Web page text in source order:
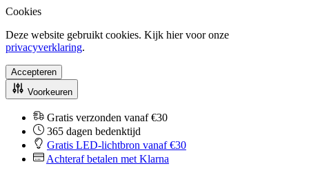
Cookies
Deze website gebruikt cookies. Kijk hier voor onze
privacyverklaring.
Accepteren
Voorkeuren
Gratis verzonden vanaf €30
365 dagen bedenktijd
Gratis LED-lichtbron vanaf €30
Achteraf betalen met Klarna